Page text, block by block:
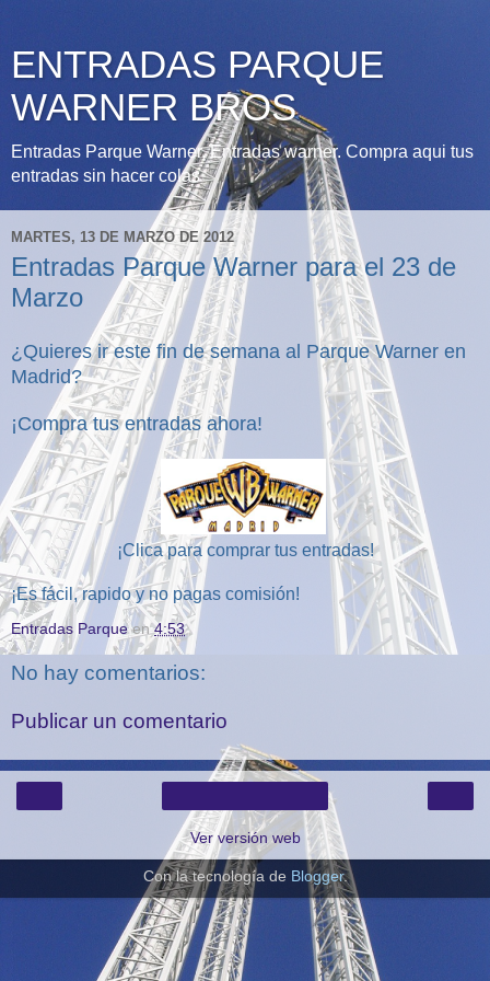
ENTRADAS PARQUE
WARNER BROS
Entradas Parque Warner, Entradas warner. Compra aqui tus
entradas sin hacer colas
MARTES, 13 DE MARZO DE 2012
Entradas Parque Warner para el 23 de
Marzo
¿Quieres ir este fin de semana al Parque Warner en
Madrid?
¡Compra tus entradas ahora!
¡Clica para comprar tus entradas!
¡Es fácil, rapido y no pagas comisión!
Entradas Parque en4:53
No hay comentarios:
Publicar un comentario
Ver versión web
Con la tecnología de Blogger.